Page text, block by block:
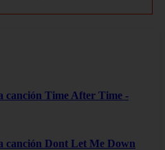
canción Time After Time -
canción Dont Let Me Down